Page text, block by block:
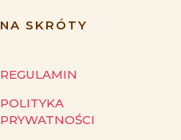
NA SKRÓTY
REGULAMIN
POLITYKA
PRYWATNOŚCI